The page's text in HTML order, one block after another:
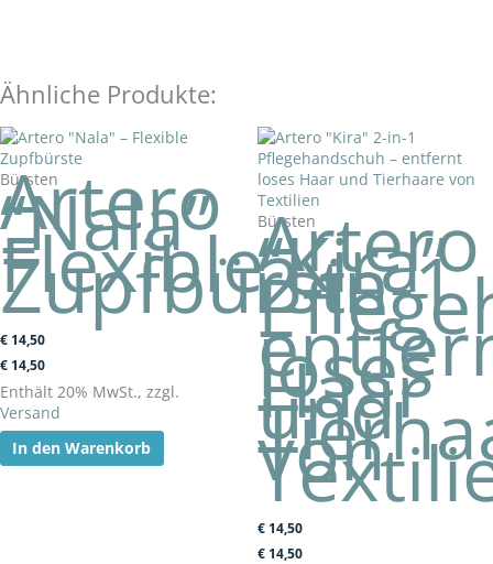
Ähnliche Produkte:
Bürsten
Artero
“Nala”
–
Flexible
Zupfbürste
€ 14,50
€ 14,50
Enthält 20% MwSt., zzgl.
Versand
In den Warenkorb
Bürsten
Artero
“Kira”
2-in-1
–
loses
Haar
und
von
€ 14,50
€ 14,50